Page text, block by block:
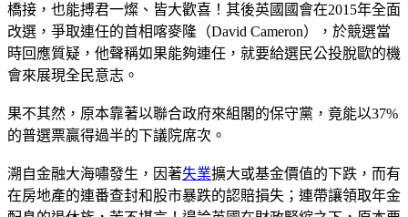
橋接，也能搏君一燦、皆大歡喜！其後英國國會在2015年全面
改選，爭取連任的首相喀麥隆（David Cameron），於競選當
時回應質疑，他聲稱如果能夠連任，就要給選民公投脫歐的機
會來展現全民意志。
果不其然，原本靠著以聯合政府來組閣的保守黨，竟能以37%
的普選票贏得過半的下議院席次。
溯自金融大海嘯發生，因著失業擴大或基金價值的下跌，而有
在房地產的連番查封和股市暴跌的認賠損失；連帶讓領取年金